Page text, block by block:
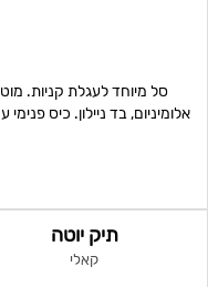
סל מיוחד לעגלת קניות. מוט
תיק יוטה
קאלי